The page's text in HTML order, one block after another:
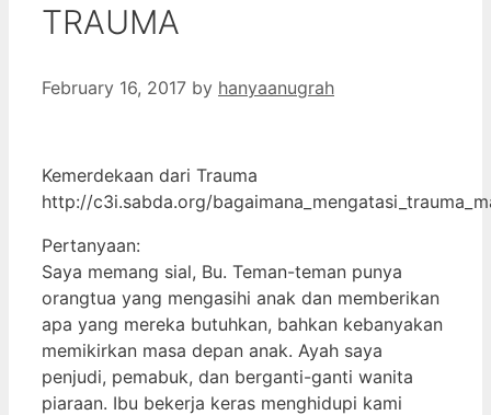
TRAUMA
February 16, 2017 by hanyaanugrah
Kemerdekaan dari Trauma
http://c3i.sabda.org/
Pertanyaan:
Saya memang sial, Bu. Teman-teman punya
orangtua yang mengasihi anak dan memberikan
apa yang mereka butuhkan, bahkan kebanyakan
memikirkan masa depan anak. Ayah saya
penjudi, pemabuk, dan berganti-ganti wanita
piaraan. Ibu bekerja keras menghidupi kami